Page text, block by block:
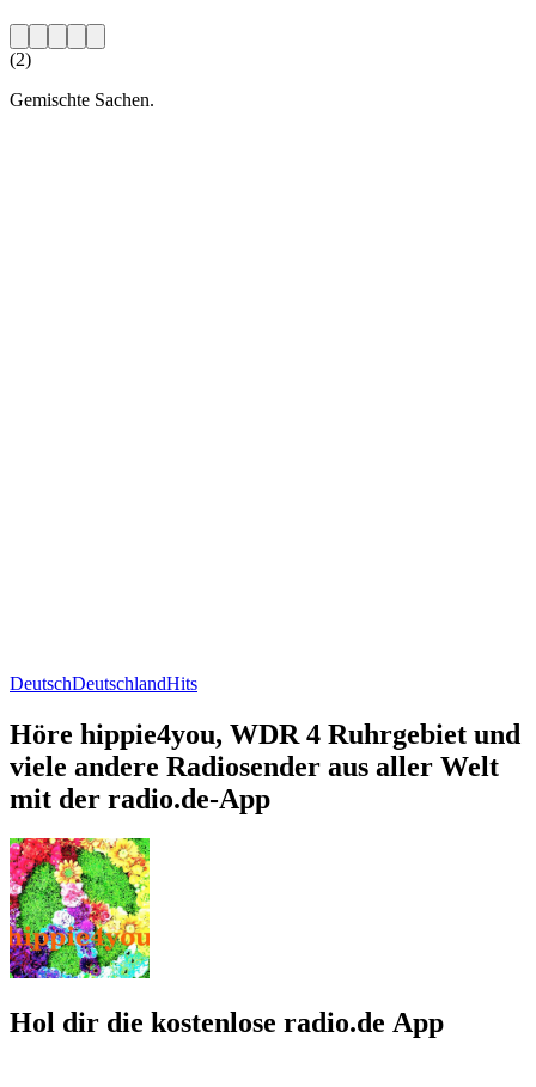
(2)
Gemischte Sachen.
DeutschDeutschlandHits
Höre hippie4you, WDR 4 Ruhrgebiet und
viele andere Radiosender aus aller Welt
mit der radio.de-App
Hol dir die kostenlose radio.de App